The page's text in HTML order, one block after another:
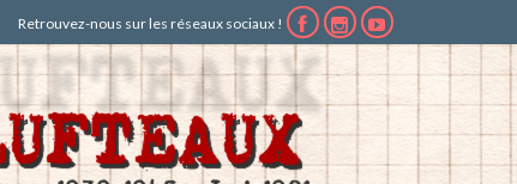
Retrouvez-nous sur les réseaux sociaux !   